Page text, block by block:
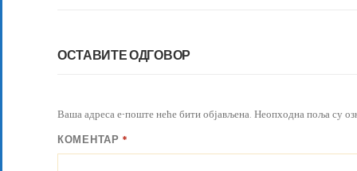
ОСТАВИТЕ ОДГОВОР
Ваша адреса е-поште неће бити објављена. Неопходна поља су
КОМЕНТАР *